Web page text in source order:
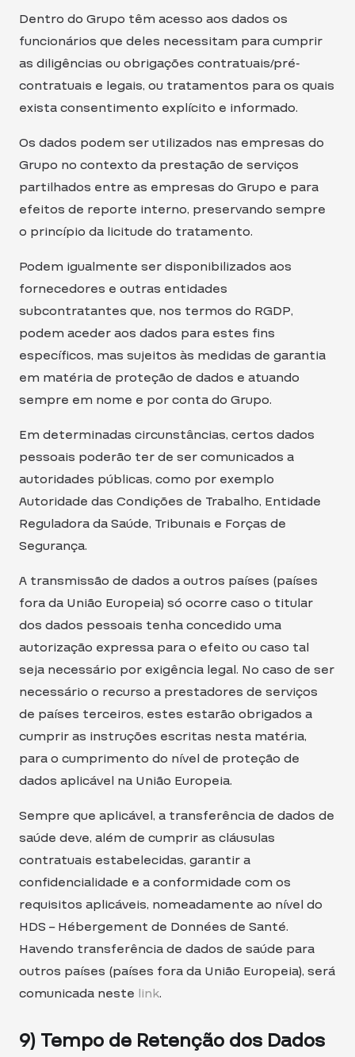
Dentro do Grupo têm acesso aos dados os
funcionários que deles necessitam para cumprir
as diligências ou obrigações contratuais/pré-
contratuais e legais, ou tratamentos para os quais
exista consentimento explícito e informado.
Os dados podem ser utilizados nas empresas do
Grupo no contexto da prestação de serviços
partilhados entre as empresas do Grupo e para
efeitos de reporte interno, preservando sempre
o princípio da licitude do tratamento.
Podem igualmente ser disponibilizados aos
fornecedores e outras entidades
subcontratantes que, nos termos do RGDP,
podem aceder aos dados para estes fins
específicos, mas sujeitos às medidas de garantia
em matéria de proteção de dados e atuando
sempre em nome e por conta do Grupo.
Em determinadas circunstâncias, certos dados
pessoais poderão ter de ser comunicados a
autoridades públicas, como por exemplo
Autoridade das Condições de Trabalho, Entidade
Reguladora da Saúde, Tribunais e Forças de
Segurança.
A transmissão de dados a outros países (países
fora da União Europeia) só ocorre caso o titular
dos dados pessoais tenha concedido uma
autorização expressa para o efeito ou caso tal
seja necessário por exigência legal. No caso de ser
necessário o recurso a prestadores de serviços
de países terceiros, estes estarão obrigados a
cumprir as instruções escritas nesta matéria,
para o cumprimento do nível de proteção de
dados aplicável na União Europeia.
Sempre que aplicável, a transferência de dados de
saúde deve, além de cumprir as cláusulas
contratuais estabelecidas, garantir a
confidencialidade e a conformidade com os
requisitos aplicáveis, nomeadamente ao nível do
HDS – Hébergement de Données de Santé.
Havendo transferência de dados de saúde para
outros países (países fora da União Europeia), será
comunicada neste link.
9) Tempo de Retenção dos Dados